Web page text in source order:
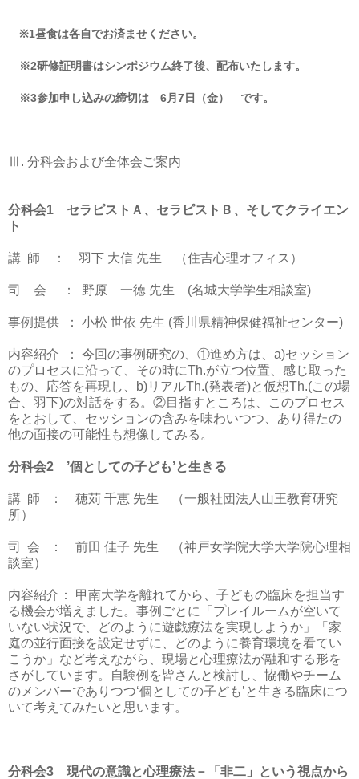
※1昼食は各自でお済ませください。
※2研修証明書はシンポジウム終了後、配布いたします。
※3参加申し込みの締切は6月7日（金） です。
Ⅲ . 分科会および全体会ご案内
分科会1 セラピストＡ、セラピストＢ、そしてクライエン
ト
講 師 ： 羽下 大信 先生 （住吉心理オフィス）
司 会 ： 野原 一徳 先生 (名城大学学生相談室)
事例提供 ： 小松 世依 先生 (香川県精神保健福祉センター)
内容紹介 ： 今回の事例研究の、①進め方は、 a)セッション
のプロセスに沿って、その時にTh.が立つ位置、感じ取った
もの、応答を再現し、
b)リアルTh.(発表者)と仮想Th.(この場
合、羽下)の対話をする。②目指すところは、このプロセス
をとおして、セッションの含みを味わいつつ、あり得たの
他の面接の可能性も想像してみる。
分科会2 ’個としての子ども’と生きる
講 師
： 穂苅 千恵 先生 （一般社団法人山王教育研究
所）
司 会
： 前田 佳子 先生 （神戸女学院大学大学院心理相
談室）
内容紹介： 甲南大学を離れてから、子どもの臨床を担当す
る機会が増えました。事例ごとに「プレイルームが空いて
いない状況で、どのように遊戯療法を実現しようか」「家
庭の並行面接を設定せずに、どのように養育環境を看てい
こうか」など考えながら、現場と心理療法が融和する形を
さがしています。自験例を皆さんと検討し、協働やチーム
のメンバーでありつつ‘個としての子ども’と生きる臨床につ
いて考えてみたいと思います。
分科会3 現代の意識と心理療法－「非二」という視点から